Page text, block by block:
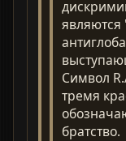
являются
Символ
тремя
братство.